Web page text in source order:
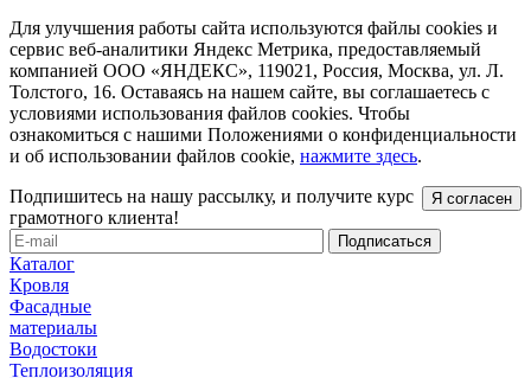
Для улучшения работы сайта используются файлы cookies и
сервис веб-аналитики Яндекс Метрика, предоставляемый
компанией ООО «ЯНДЕКС», 119021, Россия, Москва, ул. Л.
Толстого, 16. Оставаясь на нашем сайте, вы соглашаетесь с
условиями использования файлов cookies. Чтобы
ознакомиться с нашими Положениями о конфиденциальности
и об использовании файлов cookie, нажмите здесь.
Я согласен
Подпишитесь на нашу рассылку, и получите курс
грамотного клиента!
Каталог
Кровля
Фасадные
материалы
Водостоки
Теплоизоляция